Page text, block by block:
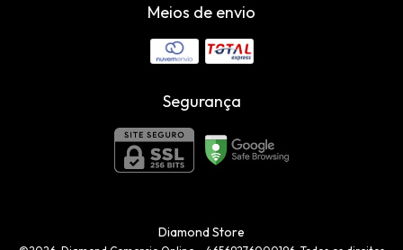
Meios de envio
Segurança
Diamond Store